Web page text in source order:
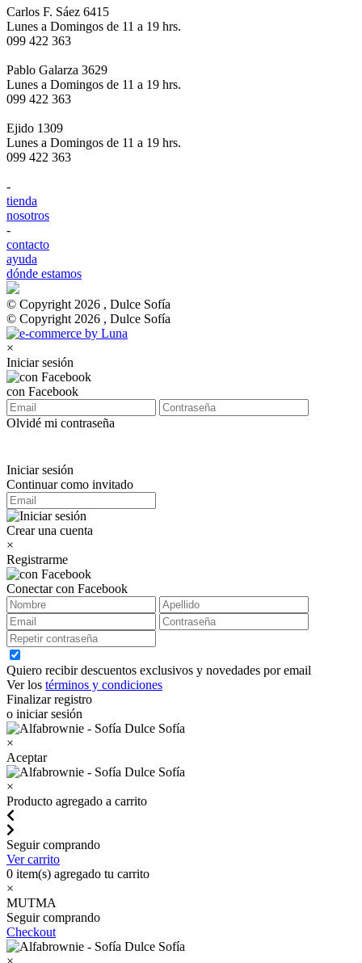
Carlos F. Sáez 6415
Lunes a Domingos de 11 a 19 hrs.
099 422 363
Pablo Galarza 3629
Lunes a Domingos de 11 a 19 hrs.
099 422 363
Ejido 1309
Lunes a Domingos de 11 a 19 hrs.
099 422 363
-
tienda
nosotros
-
contacto
ayuda
dónde estamos
© Copyright 2026 , Dulce Sofía
© Copyright 2026 , Dulce Sofía
×
Iniciar sesión
con Facebook
Olvidé mi contraseña
Iniciar sesión
Continuar como invitado
Crear una cuenta
×
Registrarme
Conectar con Facebook
Quiero recibir descuentos exclusivos y novedades por email
Ver los términos y condiciones
Finalizar registro
o iniciar sesión
×
Aceptar
×
Producto agregado a carrito
Seguir comprando
Ver carrito
0 item(s) agregado tu carrito
×
MUTMA
Seguir comprando
Checkout